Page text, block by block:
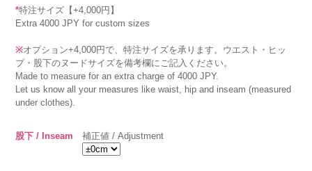
*特注サイズ【+4,000円】
Extra 4000 JPY for custom sizes
※オプション+4,000円で、特注サイズを承ります。ウエスト・ヒッ
プ・股下のヌードサイズを備考欄にご記入ください。
Made to measure for an extra charge of 4000 JPY.
Let us know all your measures like waist, hip and inseam (measured
under clothes).
股下 / Inseam 補正値 / Adjustment